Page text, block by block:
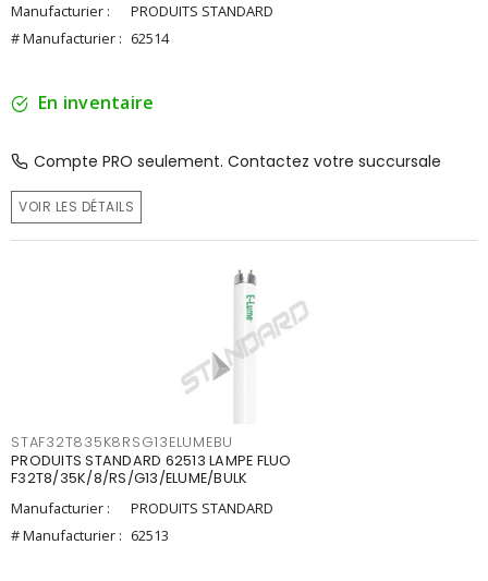
Manufacturier :
PRODUITS STANDARD
# Manufacturier : 62514
En inventaire
Compte PRO seulement. Contactez votre succursale
VOIR LES DÉTAILS
STAF32T835K8RSG13ELUMEBU
PRODUITS STANDARD 62513 LAMPE FLUO
F32T8/35K/8/RS/G13/ELUME/BULK
Manufacturier :
PRODUITS STANDARD
# Manufacturier : 62513